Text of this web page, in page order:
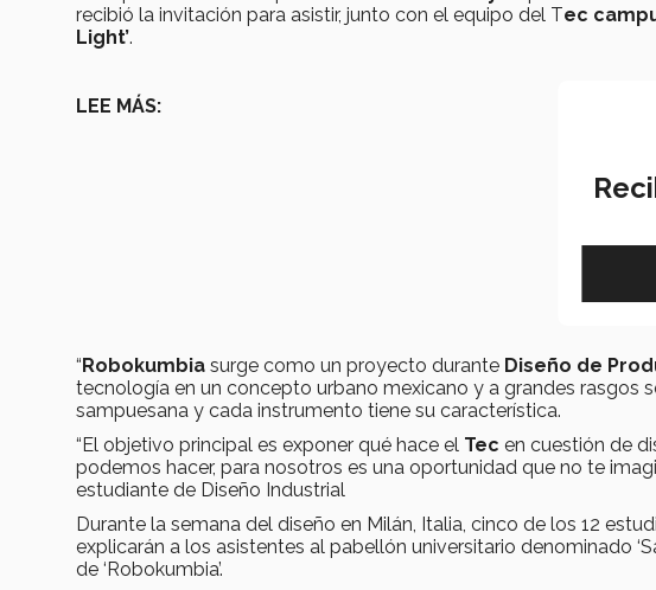
recibió la invitación para asistir, junto con el equipo del Tec
Light’.
LEE MÁS:
“Robokumbia surge como un proyecto durante Diseño de
tecnología en un concepto urbano mexicano y a grandes rasgos
sampuesana y cada instrumento tiene su característica.
“El objetivo principal es exponer qué hace el Tec en cuestión de
podemos hacer, para nosotros es una oportunidad que no te
estudiante de Diseño Industrial
Durante la semana del diseño en Milán, Italia, cinco de los 12
explicarán a los asistentes al pabellón universitario denominado
de ‘Robokumbia’.